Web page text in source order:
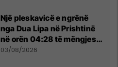
Një pleskavicë e ngrënë
nga Dua Lipa në Prishtinë
në orën 04:28 të mëngjesit
- dhe bota digjitale serbe
03/08/2026